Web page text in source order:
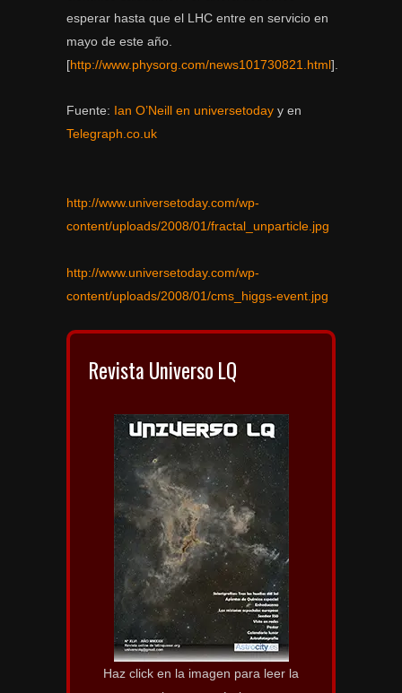
esperar hasta que el LHC entre en servicio en
mayo de este año.
[http://www.physorg.com/news101730821.html].
Fuente: Ian O’Neill en universetoday y en
Telegraph.co.uk
http://www.universetoday.com/wp-
content/uploads/2008/01/fractal_unparticle.jpg
http://www.universetoday.com/wp-
content/uploads/2008/01/cms_higgs-event.jpg
Revista Universo LQ
Haz click en la imagen para leer la